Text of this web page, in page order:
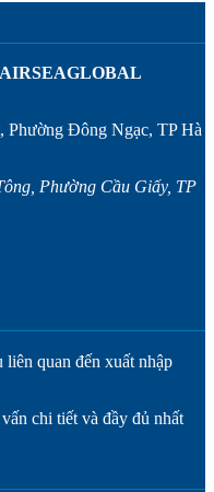
Đông Ngạc, TP Hà
Phường Cầu Giấy, TP
quan đến xuất nhập
chi tiết và đầy đủ nhất